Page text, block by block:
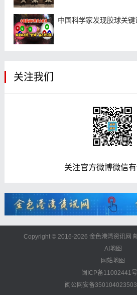
中国科学家发现胶球关
关注我们
关注官方微博微信
Copyright © 2016-2026 金色港湾资讯网
AI地图
网站地图
闽ICP备11002441
闽公网安备